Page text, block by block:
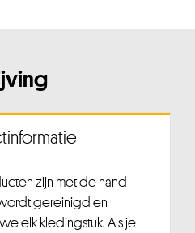
zijn met de hand
gereinigd en
elk kledingstuk. Als je